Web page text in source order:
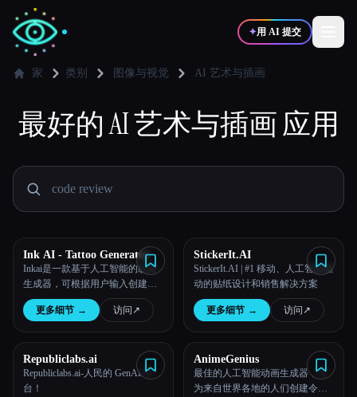
✦用 AI 提交
✍️写作者 🎨设计师
💻 📈
博客
所有分类
家 类别 图像与视觉 AI 艺术与插画
最好的AI 艺术与插画应用
Ink AI - Tattoo Generator
Inkai是一款基于人工智能的纹身
生成器，可根据用户输入创建个
性化的纹身设计。
更多细节 → 访问 ↗︎
StickerIt.AI
StickerIt.AI | #1 移动、人工智能驱
动的贴纸设计和销售解决方案
更多细节 → 访问 ↗︎
Republiclabs.ai
Republiclabs.ai-人民的 GenAI 平
台！
AnimeGenius
最佳的人工智能动画生成器，可
为来自世界各地的人们创建令人